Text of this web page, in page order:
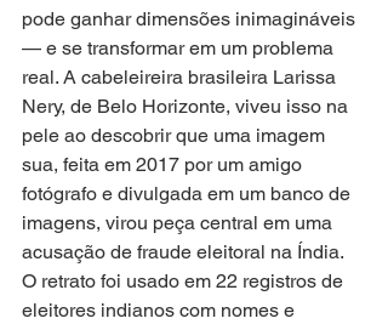
pode ganhar dimensões inimagináveis
— e se transformar em um problema
real. A cabeleireira brasileira Larissa
Nery, de Belo Horizonte, viveu isso na
pele ao descobrir que uma imagem
sua, feita em 2017 por um amigo
fotógrafo e divulgada em um banco de
imagens, virou peça central em uma
acusação de fraude eleitoral na Índia.
O retrato foi usado em 22 registros de
eleitores indianos com nomes e